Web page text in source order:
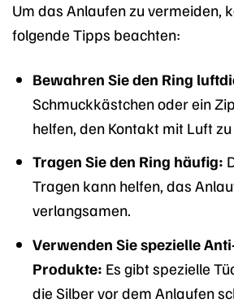
Um das Anlaufen zu vermeiden,
folgende Tipps beachten:
Bewahren Sie den Ring
Schmuckkästchen oder ein
helfen, den Kontakt mit Luft
Tragen Sie den Ring häufig:
Tragen kann helfen, das
verlangsamen.
Verwenden Sie spezielle
Produkte: Es gibt spezielle
die Silber vor dem Anlaufen